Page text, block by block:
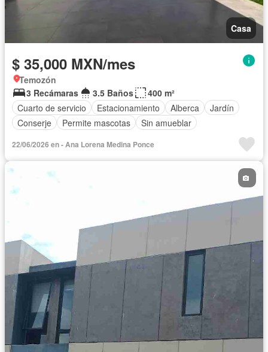
Casa
$ 35,000 MXN/mes
Temozón
3 Recámaras
3.5 Baños
400 m²
Cuarto de servicio
Estacionamiento Alberca
Jardín
Conserje
Permite mascotas Sin amueblar
22/06/2026 en - Ana Lorena Medina Ponce